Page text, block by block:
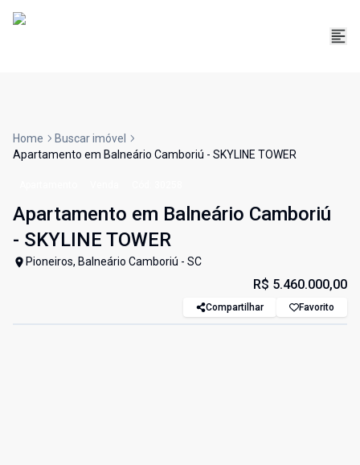
Home
Buscar imóvel
Apartamento em Balneário Camboriú - SKYLINE TOWER
Apartamento em Balneário Camboriú
- SKYLINE TOWER
Pioneiros, Balneário Camboriú - SC
R$ 5.460.000,00
Compartilhar Favorito